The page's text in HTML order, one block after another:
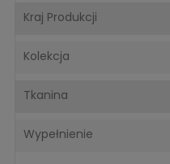
Kraj Produkcji
Kolekcja
Tkanina
Wypełnienie